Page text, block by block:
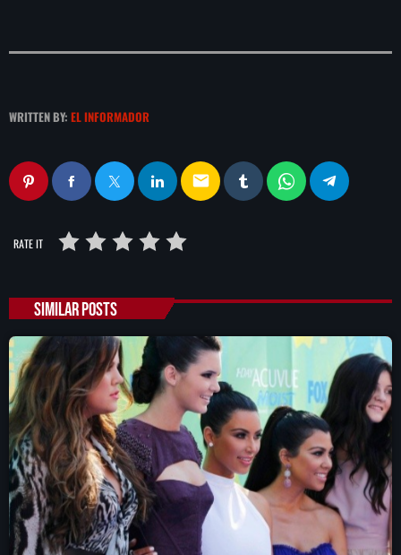
WRITTEN BY: EL INFORMADOR
email
RATE IT
SIMILAR POSTS